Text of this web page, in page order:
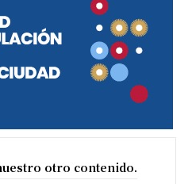
otro contenido.